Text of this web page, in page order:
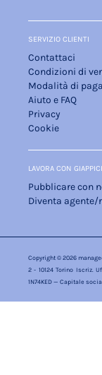
SERVIZIO CLIENTI
Contattaci
Condizioni di
Modalità di
Aiuto e FAQ
Privacy
Cookie
LAVORA CON
Pubblicare con
Diventa
Copyright © 2026
2 - 10124 Torino Iscriz.
1N74KED — Capitale